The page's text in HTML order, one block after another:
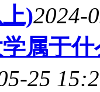
)2024-
属于
25